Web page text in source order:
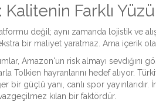
Farklı Yüzü
değil; aynı zamanda lojistik ve
bir maliyet yaratmaz. Ama içerik
Amazon'un risk almayı sevdığını
Tolkien hayranlarını hedef alıyor.
bir güçlü yanı, canlı spor yayınlarıdır.
kılan bir faktördür.